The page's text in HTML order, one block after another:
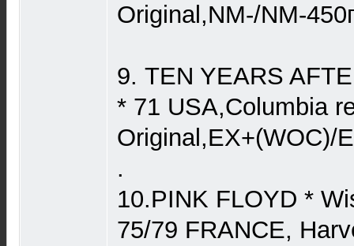
Original,NM-/NM-
9. TEN YEARS
* 71 USA,Columbia
Original,EX+(WOC)/
.
10.PINK FLOYD *
75/79 FRANCE,